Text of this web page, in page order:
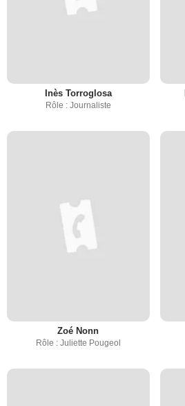
Inès Torroglosa
Rôle : Journaliste
Zoé Nonn
Rôle : Juliette Pougeol